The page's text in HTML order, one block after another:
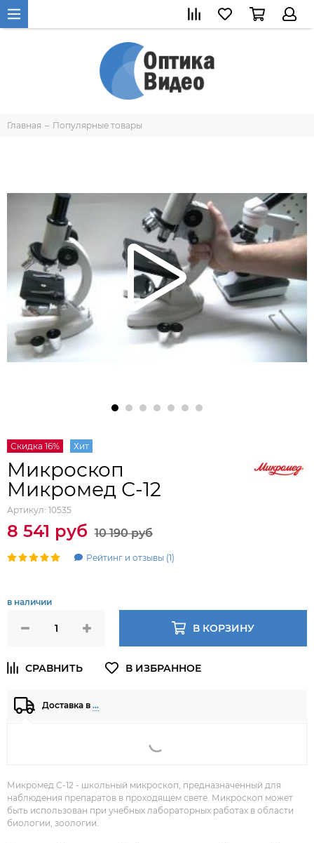
Главная Популярные товары
Скидка 16% Хит
Микроскоп
Микромед С-12
Артикул: 10535
8 541 руб 10 190 руб
Рейтинг и отзывы (1)
в наличии
В КОРЗИНУ
Доставка в …
Микромед C-12 - школьный микроскоп, предназначенный для
наблюдения препаратов в проходящем свете. Микроскоп может
быть использован при учебных лабораторных работах в области
биологии, зоологии.